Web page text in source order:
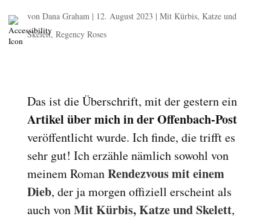
von Dana Graham| 12. August 2023 | Mit Kürbis, Katze und
Skelett, Regency Roses
Das ist die Überschrift, mit der gestern ein
Artikel über mich in der Offenbach-Post
veröffentlicht wurde. Ich finde, die trifft es
sehr gut! Ich erzähle nämlich sowohl von
meinem RomanRendezvous mit einem
Dieb, der ja morgen offiziell erscheint als
auch vonMit Kürbis, Katze und Skelett,
remove_circle_outline Schrift verkleinern
add_circle_outline Schrift vergrößern
brightness_low Dunkler Kontrast
format_underlined Links unterstreichen
font_download Links markieren
Reset
options
cached